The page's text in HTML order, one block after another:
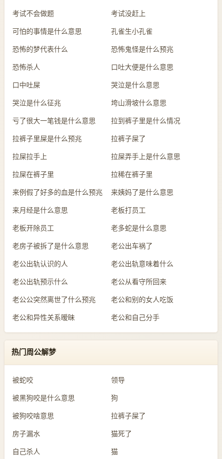
考试不会做题 考试没赶上
可怕的事情是什么意思 孔雀生小孔雀
恐怖的梦代表什么 恐怖鬼怪是什么预兆
恐怖杀人 口吐大便是什么意思
口中吐屎 哭泣是什么意思
哭泣是什么征兆 垮山滑坡什么意思
亏了很大一笔钱是什么意思 拉到裤子里是什么情况
拉裤子里屎是什么预兆 拉裤子屎了
拉屎拉手上 拉屎弄手上是什么意思
拉屎在裤子里 拉稀在裤子里
来例假了好多的血是什么预兆 来姨妈了是什么意思
来月经是什么意思 老板打员工
老板开除员工 老多蛇是什么意思
老房子被拆了是什么意思 老公出车祸了
老公出轨认识的人 老公出轨意味着什么
老公出轨预示什么 老公从看守所回来
老公公突然离世了什么预兆 老公和别的女人吃饭
老公和异性关系暧昧 老公和自己分手
热门周公解梦
被蛇咬 领导
被黑狗咬是什么意思 狗
被狗咬啥意思 拉裤子屎了
房子漏水 猫死了
自己杀人 猫